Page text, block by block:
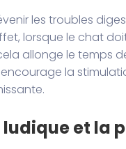
les troubles
lorsque le chat
allonge le temps
la
ludique et la